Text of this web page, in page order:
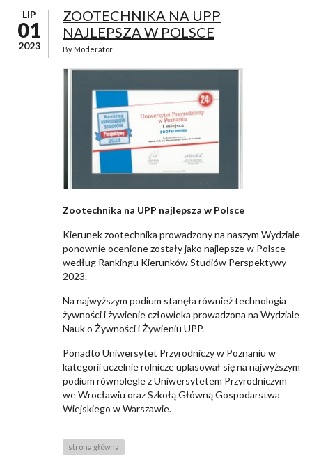
LIP
01
2023
ZOOTECHNIKA NA UPP
NAJLEPSZA W POLSCE
By Moderator
Zootechnika na UPP najlepsza w Polsce
Kierunek zootechnika prowadzony na naszym Wydziale
ponownie ocenione zostały jako najlepsze w Polsce
według Rankingu Kierunków Studiów Perspektywy
2023.
Na najwyższym podium stanęła również technologia
żywności i żywienie człowieka prowadzona na Wydziale
Nauk o Żywności i Żywieniu UPP.
Ponadto Uniwersytet Przyrodniczy w Poznaniu w
kategorii uczelnie rolnicze uplasował się na najwyższym
podium równolegle z Uniwersytetem Przyrodniczym
we Wrocławiu oraz Szkołą Główną Gospodarstwa
Wiejskiego w Warszawie.
strona główna